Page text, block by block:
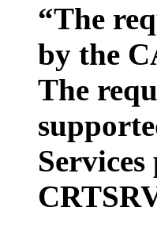
“The
by the
The